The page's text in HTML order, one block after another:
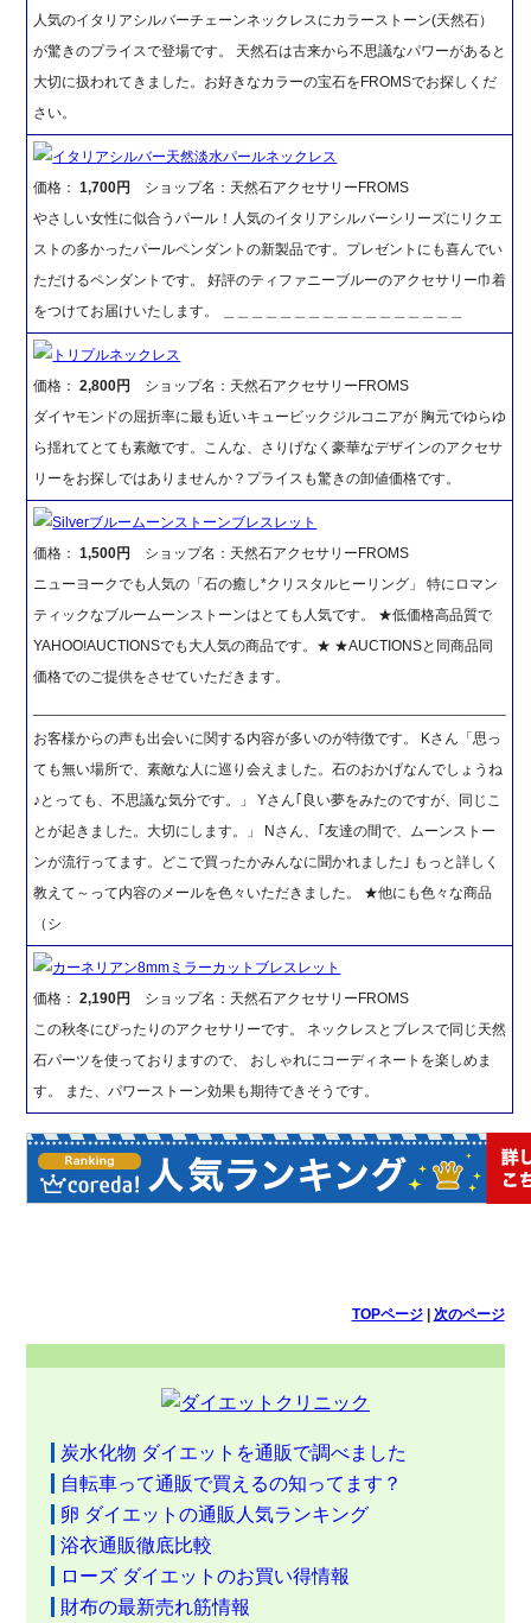
人気のイタリアシルバーチェーンネックレスにカラーストーン(天然石）
が驚きのプライスで登場です。 天然石は古来から不思議なパワーがあると
大切に扱われてきました。お好きなカラーの宝石をFROMSでお探しくだ
さい。
イタリアシルバー天然淡水パールネックレス
価格：1,700円
ショップ名：天然石アクセサリーFROMS
やさしい女性に似合うパール！人気のイタリアシルバーシリーズにリクエ
ストの多かったパールペンダントの新製品です。プレゼントにも喜んでい
ただけるペンダントです。 好評のティファニーブルーのアクセサリー巾着
をつけてお届けいたします。 ＿＿＿＿＿＿＿＿＿＿＿＿＿＿＿＿＿
トリプルネックレス
価格：2,800円
ショップ名：天然石アクセサリーFROMS
ダイヤモンドの屈折率に最も近いキュービックジルコニアが 胸元でゆらゆ
ら揺れてとても素敵です。こんな、さりげなく豪華なデザインのアクセサ
リーをお探しではありませんか？プライスも驚きの卸値価格です。
Silverブルームーンストーンブレスレット
価格：1,500円
ショップ名：天然石アクセサリーFROMS
ニューヨークでも人気の「石の癒し*クリスタルヒーリング」 特にロマン
ティックなブルームーンストーンはとても人気です。 ★低価格高品質で
YAHOO!AUCTIONSでも大人気の商品です。★ ★AUCTIONSと同商品同
価格でのご提供をさせていただきます。
お客様からの声も出会いに関する内容が多いのが特徴です。 Kさん「思っ
ても無い場所で、素敵な人に巡り会えました。石のおかげなんでしょうね
♪とっても、不思議な気分です。」 Yさん｢良い夢をみたのですが、同じこ
とが起きました。大切にします。」 Nさん、｢友達の間で、ムーンストー
ンが流行ってます。どこで買ったかみんなに聞かれました｣ もっと詳しく
教えて～って内容のメールを色々いただきました。 ★他にも色々な商品
（シ
カーネリアン8mmミラーカットブレスレット
価格：2,190円
ショップ名：天然石アクセサリーFROMS
この秋冬にぴったりのアクセサリーです。 ネックレスとブレスで同じ天然
石パーツを使っておりますので、 おしゃれにコーディネートを楽しめま
す。 また、パワーストーン効果も期待できそうです。
TOPページ| 次のページ
炭水化物 ダイエットを通販で調べました
自転車って通販で買えるの知ってます？
卵 ダイエットの通販人気ランキング
浴衣通販徹底比較
ローズ ダイエットのお買い得情報
財布の最新売れ筋情報